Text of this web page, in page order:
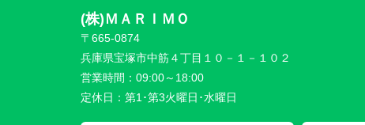
(株)ＭＡＲＩＭＯ
〒665-0874
兵庫県宝塚市中筋４丁目１０－１－１０２
営業時間： 09:00～18:00
定休日： 第1･第3火曜日･水曜日